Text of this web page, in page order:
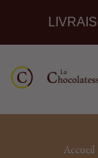
Accueil